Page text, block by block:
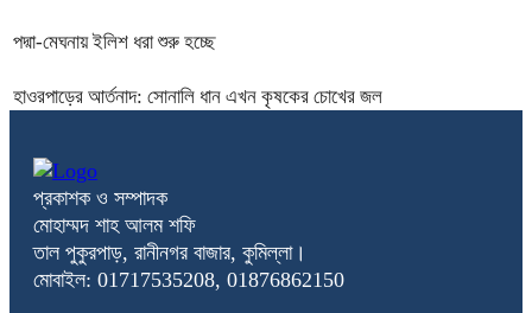
পদ্মা-মেঘনায় ইলিশ ধরা শুরু হচ্ছে
হাওরপাড়ের আর্তনাদ: সোনালি ধান এখন কৃষকের চোখের জল
প্রকাশক ও সম্পাদক
মোহাম্মদ শাহ আলম শফি
তাল পুকুরপাড়, রানীনগর বাজার, কুমিল্লা।
মোবাইল: 01717535208, 01876862150